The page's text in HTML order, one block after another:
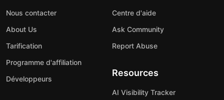
Nous contacter
About Us
Tarification
Programme d'affiliation
Développeurs
Centre d'aide
Ask Community
Report Abuse
Resources
AI Visibility Tracker